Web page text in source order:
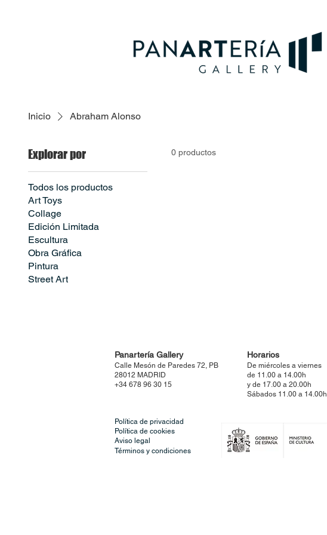
Inicio Abraham Alonso
Explorar por
Todos los productos
Art Toys
Collage
Edición Limitada
Escultura
Obra Gráfica
Pintura
Street Art
0 productos
Panartería Gallery
Calle Mesón de Paredes 72, PB
28012 MADRID
+34 678 96 30 15
Horarios
De miércoles a viernes
de 11.00 a 14.00h
y de 17.00 a 20.00h
Sábados 11.00 a 14.00h
Política de privacidad
Política de cookies
Aviso legal
Términos y condiciones